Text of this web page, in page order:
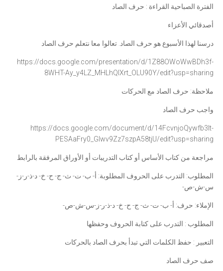
الفترة الصباحية القراءة : حرف الصاد
أصدقائي الأعزاء
درسنا لهذا الأسبوع هو حرف الصاد. تعالوا معا نتعلم حرف الصاد
https://docs.google.com/presentation/d/1Z88OWoWwBDh3f-
8WHT-Ay_y4LZ_MHLhQlXrt_OLU90Y/edit?usp=sharing
ملاحظة: حرف الصاد مع الحركات
واجب حرف الصاد
https://docs.google.com/document/d/14FcvnjoQywfb3It-
PESAaFry0_Glwv9Zz7szpA58tjU/edit?usp=sharing
مراجعة من كتاب الأساس أو كتاب التدريبات أو الأوراق المرفقة بالرابط
المطلوب: التدرب على الحروف المطلوبة: أ- ب- ت- ث- ج- ح- خ- د-ذ-ر-ز-
س-ش-ص-
الإملاء: حرف: أ- ب- ت- ث- ج- ح- خ- د-ذ-ر-ز-س-ش-ص-
المطلوب : التدرب على كتابة الحروف وحفظها
التعبير : حفظ الكلمات التي تبدأ بحرف الصاد بالحركات
صف حرف الصاد